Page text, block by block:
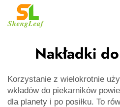
Nakładki
Korzystanie z wielokrotnie
wkładów do piekarników
dla planety i po posiłku. To